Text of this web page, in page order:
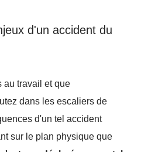
d'un accident du
au travail et que
dans les escaliers de
d'un tel accident
sur le plan physique que